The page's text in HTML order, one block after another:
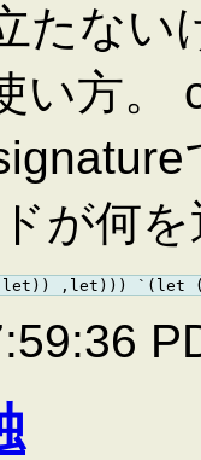
たない
い方。
が何